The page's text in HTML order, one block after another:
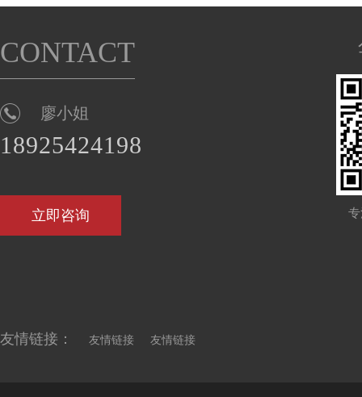
CONTACT
廖小姐
18925424198
立即咨询
友情链接： 友情链接 友情链接